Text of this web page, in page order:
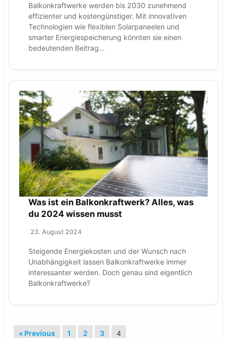
Balkonkraftwerke werden bis 2030 zunehmend
effizienter und kostengünstiger. Mit innovativen
Technologien wie flexiblen Solarpaneelen und
smarter Energiespeicherung könnten sie einen
bedeutenden Beitrag...
Was ist ein Balkonkraftwerk? Alles, was
du 2024 wissen musst
23. August 2024
Steigende Energiekosten und der Wunsch nach
Unabhängigkeit lassen Balkonkraftwerke immer
interessanter werden. Doch genau sind eigentlich
Balkonkraftwerke?
« Previous 1 2 3 4